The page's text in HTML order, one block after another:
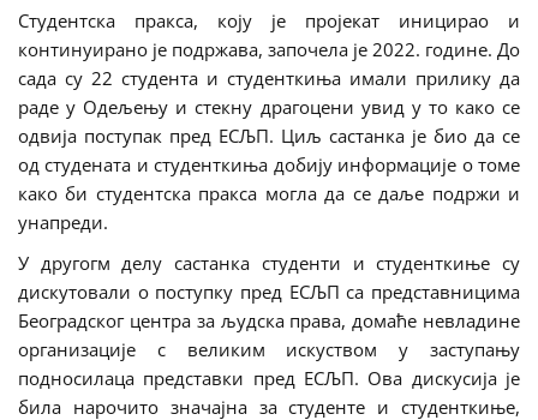
Студентска пракса, коју је пројекат иницирао и
континуирано је подржава, започела је 2022. године. До
сада су 22 студента и студенткиња имали прилику да
раде у Одељењу и стекну драгоцени увид у то како се
одвија поступак пред ЕСЉП. Циљ састанка је био да се
од студената и студенткиња добију информације о томе
како би студентска пракса могла да се даље подржи и
унапреди.
У другогм делу састанка студенти и студенткиње су
дискутовали о поступку пред ЕСЉП са представницима
Београдског центра за људска права, домаће невладине
организације с великим искуством у заступању
подносилаца представки пред ЕСЉП. Ова дискусија је
била нарочито значајна за студенте и студенткиње,